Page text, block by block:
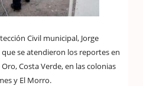
Civil municipal, Jorge
se atendieron los reportes en
Costa Verde, en las colonias
y El Morro.